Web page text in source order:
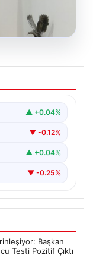
▲ +0.04%
▼ -0.12%
▲ +0.04%
▼ -0.25%
Başkan
Testi Pozitif Çıktı